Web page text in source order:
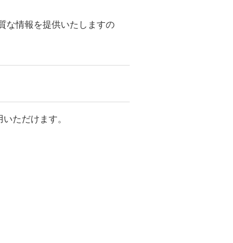
な情報を提供いたしますの
ただけます。